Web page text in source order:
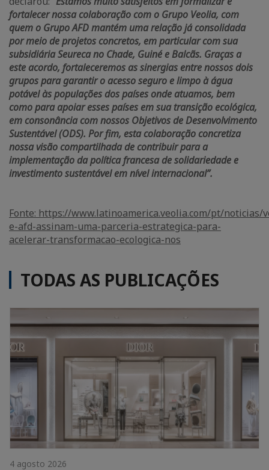
fortalecer nossa colaboração com o Grupo Veolia, com
quem o Grupo AFD mantém uma relação já consolidada
por meio de projetos concretos, em particular com sua
subsidiária Seureca no Chade, Guiné e Balcãs. Graças a
este acordo, fortaleceremos as sinergias entre nossos dois
grupos para garantir o acesso seguro e limpo à água
potável às populações dos países onde atuamos, bem
como para apoiar esses países em sua transição ecológica,
em consonância com nossos Objetivos de Desenvolvimento
Sustentável (ODS). Por fim, esta colaboração concretiza
nossa visão compartilhada de contribuir para a
implementação da política francesa de solidariedade e
investimento sustentável em nível internacional”.
Fonte: https://www.latinoamerica.veolia.com/pt/noticias/
e-afd-assinam-uma-parceria-estrategica-para-
acelerar-transformacao-ecologica-nos
TODAS AS PUBLICAÇÕES
4 agosto 2026